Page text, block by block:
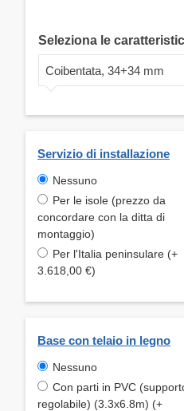
Seleziona le
Coibentata, 34+34 mm
Servizio di installazione
Nessuno
Per le isole (prezzo da
concordare con la ditta di
montaggio)
Per l'Italia peninsulare (+
3.618,00 €)
Base con telaio in legno
Nessuno
Con parti in PVC
regolabile) (3.3x6.8m) (+